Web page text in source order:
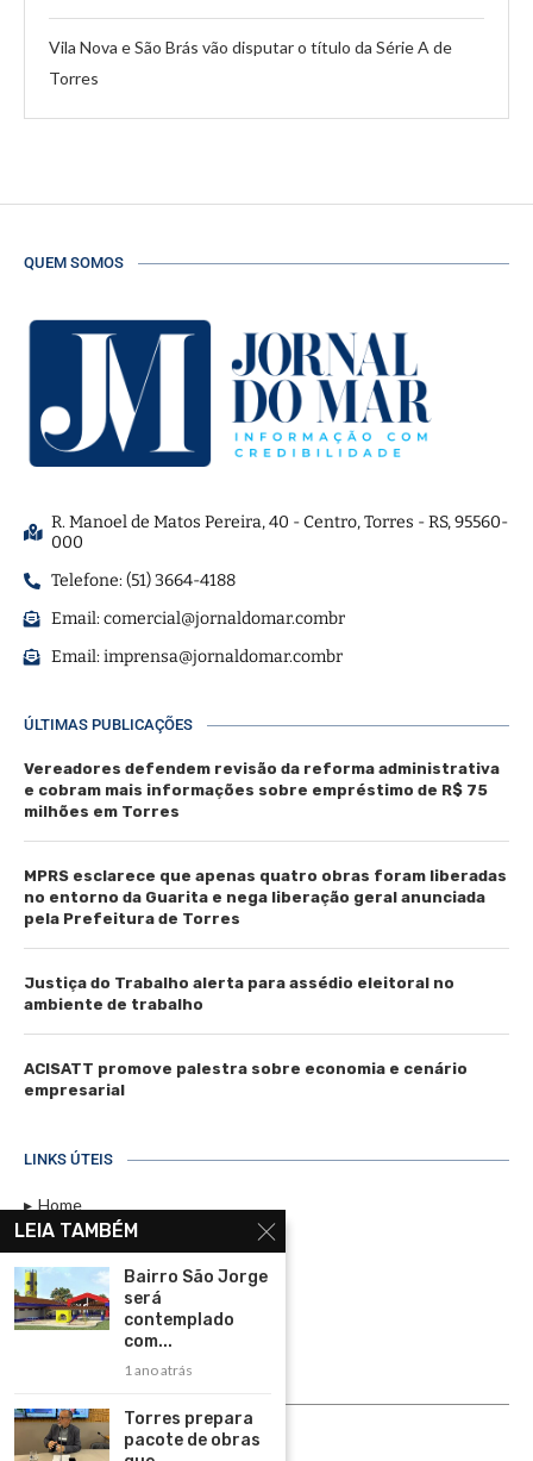
Vila Nova e São Brás vão disputar o título da Série A de
Torres
QUEM SOMOS
R. Manoel de Matos Pereira, 40 - Centro, Torres - RS, 95560-
000
Telefone: (51) 3664-4188
Email:comercial@jornaldomar.combr
Email:imprensa@jornaldomar.combr
ÚLTIMAS PUBLICAÇÕES
Vereadores defendem revisão da reforma administrativa
e cobram mais informações sobre empréstimo de R$ 75
milhões em Torres
MPRS esclarece que apenas quatro obras foram liberadas
no entorno da Guarita e nega liberação geral anunciada
pela Prefeitura de Torres
Justiça do Trabalho alerta para assédio eleitoral no
ambiente de trabalho
ACISATT promove palestra sobre economia e cenário
empresarial
LINKS ÚTEIS
Home
Assinar
Contato
Política de Privacidade
Rádio Maristela - Ao Vivo
LEIA TAMBÉM
Bairro São Jorge
será
contemplado
com...
1 ano atrás
Torres prepara
pacote de obras